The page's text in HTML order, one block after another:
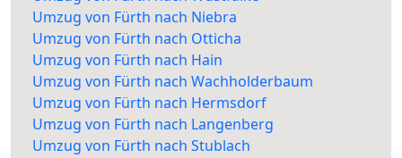
Umzug von Fürth nach Niebra
Umzug von Fürth nach Otticha
Umzug von Fürth nach Hain
Umzug von Fürth nach Wachholderbaum
Umzug von Fürth nach Hermsdorf
Umzug von Fürth nach Langenberg
Umzug von Fürth nach Stublach